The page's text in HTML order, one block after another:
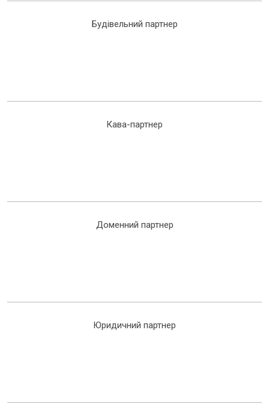
Будівельний партнер
Кава-партнер
Доменний партнер
Юридичний партнер